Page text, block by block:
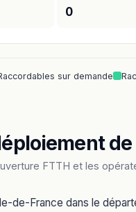
0
sur demande
FTTH et les
de-France dans le